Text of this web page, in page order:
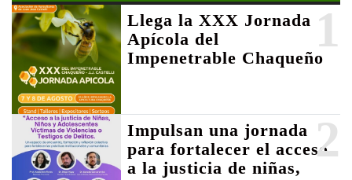
1
Llega la XXX Jornada
Apícola del
Impenetrable Chaqueño
2
Impulsan una jornada
para fortalecer el acceso
a la justicia de niñas,